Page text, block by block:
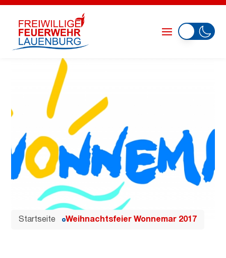
Startseite Weihnachtsfeier Wonnemar 2017